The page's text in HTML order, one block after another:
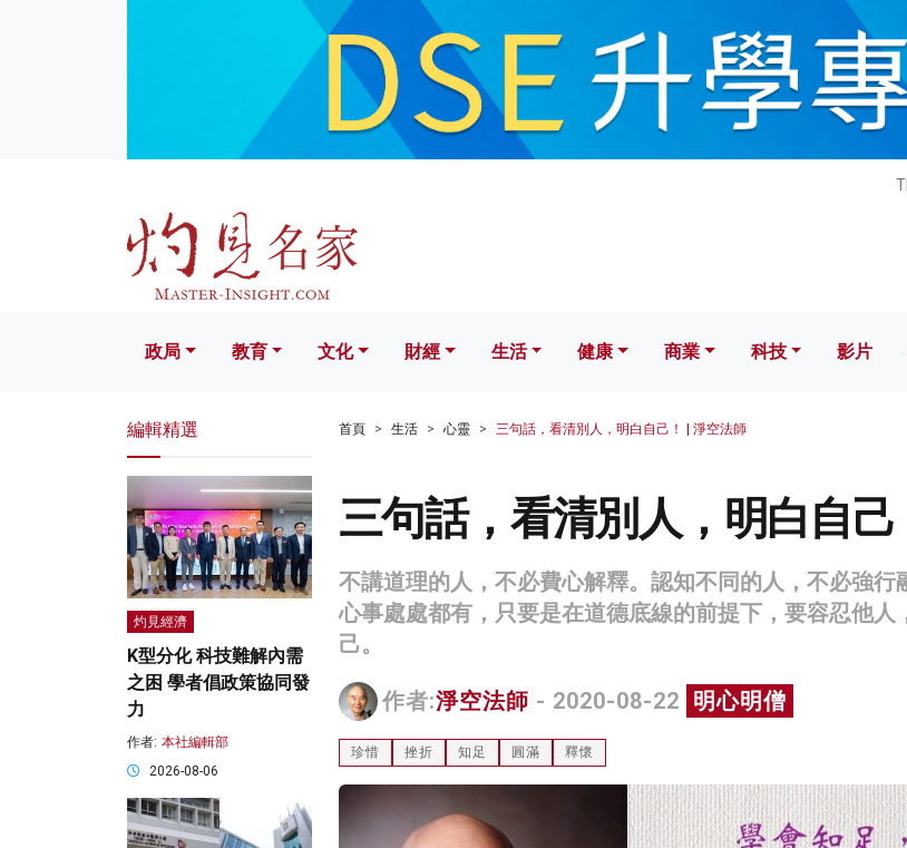
文化 財經 生活 健康 科技 影片
政局 教育 文化 財經 生活 健康 商業 科技 影片
首頁 生活 心靈 三句話，看清別人，明白自己！ | 淨空法師
三句話，看清別人，明白自己
不講道理的人，不必費心解釋。認知不同的人，不必強行
心事處處都有，只要是在道德底線的前提下，要容忍他人
己。
作者:淨空法師 - 2020-08-22 明心明僧
珍惜 挫折 知足 圓滿 釋懷
編輯精選
灼見經濟
K型分化 科技難解內需
之困 學者倡政策協同發
力
作者: 本社編輯部
2026-08-06